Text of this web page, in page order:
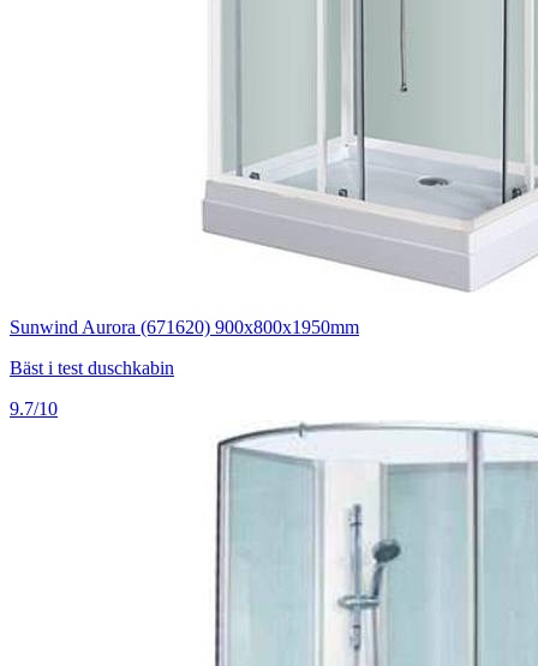
Sunwind Aurora (671620) 900x800x1950mm
Bäst i test duschkabin
9.7/10